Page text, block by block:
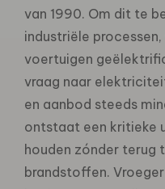
van 1990. Om dit te
industriële
voertuigen
vraag naar
en aanbod steeds
ontstaat een kritieke
houden zónder terug
brandstoffen.